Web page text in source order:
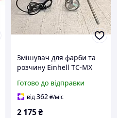
Змішувач для фарби та
розчину Einhell TC-MX
Б/В
Готово до відправки
від362₴/міс
2 175₴